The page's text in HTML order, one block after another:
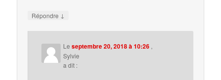
Répondre ↓
Leseptembre 20, 2018 à 10:26 ,
Sylvie
a dit :